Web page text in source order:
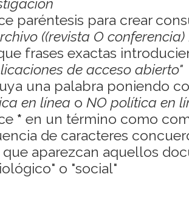
paréntesis para crear
((revista O conferencia)
frases exactas
de acceso abierto"
una palabra poniendo
en línea o NO política en
* en un término como
de caracteres
que aparezcan aquellos
o "social"